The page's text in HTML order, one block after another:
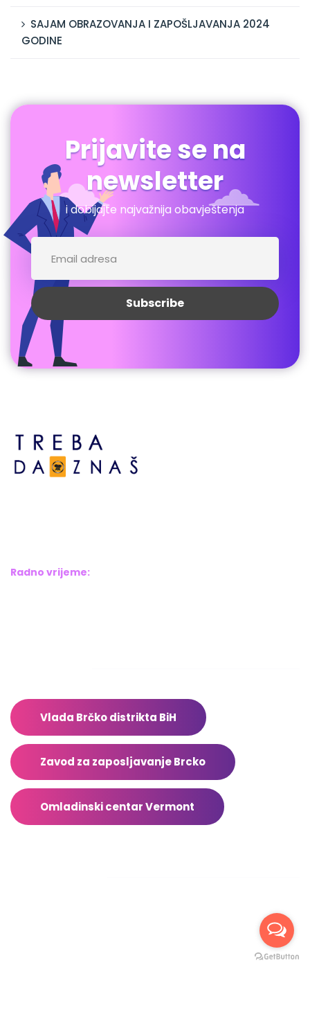
SAJAM OBRAZOVANJA I ZAPOŠLJAVANJA 2024
GODINE
Prijavite se na
newsletter
i dobijajte najvažnija obavještenja
Radno vrijeme:
Vlada Brčko distrikta BiH
Zavod za zaposljavanje Brcko
Omladinski centar Vermont